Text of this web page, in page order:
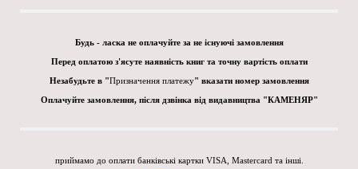
Будь - ласка не оплачуйте за не існуючі замовлення
Перед оплатою з'ясуте наявність книг та точну вартість оплати
Незабудьте в "Призначення платежу" вказати номер замовлення
Оплачуйте замовлення, після дзвінка від видавництва "КАМЕНЯР"
приймамо до оплати банківські картки VISA, Mastercard та інші.